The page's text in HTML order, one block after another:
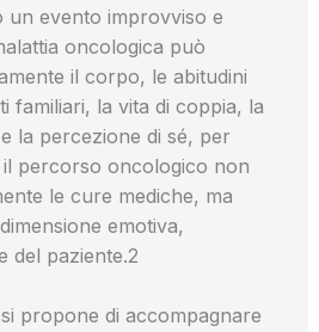
un evento improvviso e
oncologica può
il corpo, le abitudini
familiari, la vita di coppia, la
la percezione di sé, per
percorso oncologico non
le cure mediche, ma
emotiva,
del paziente.2
propone di accompagnare